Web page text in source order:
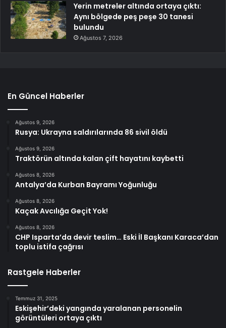
Yerin metreler altında ortaya çıktı:
Aynı bölgede peş peşe 30 tanesi
bulundu
Ağustos 7, 2026
En Güncel Haberler
Ağustos 9, 2026
Rusya: Ukrayna saldırılarında 86 sivil öldü
Ağustos 9, 2026
Traktörün altında kalan çift hayatını kaybetti
Ağustos 8, 2026
Antalya’da Kurban Bayramı Yoğunluğu
Ağustos 8, 2026
Kaçak Avcılığa Geçit Yok!
Ağustos 8, 2026
CHP Isparta’da devir teslim… Eski İl Başkanı Karaca’dan
toplu istifa çağrısı
Rastgele Haberler
Temmuz 31, 2025
Eskişehir’deki yangında yaralanan personelin
görüntüleri ortaya çıktı